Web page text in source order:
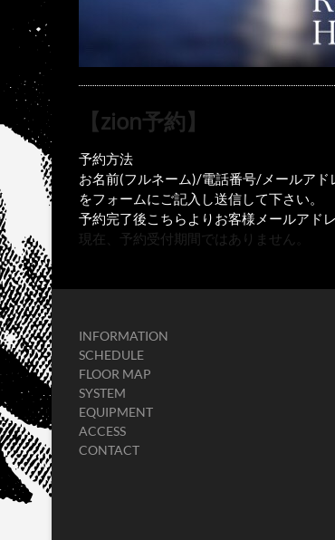
【zion予約】
予約方法
お名前(フルネーム)/電話番号/メールアド
をフォームにご記入し送信して下さい。
予約完了後こちらよりお客様メールアド
現在、予約受付期間ではありません。
INFORMATION
SCHEDULE
FLOOR MAP
SYSTEM
EQUIPMENT
ACCESS
CONTACT